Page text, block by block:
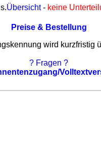
Übersicht- keine
Preise & Bestellung
wird kurzfristig
? Fragen ?